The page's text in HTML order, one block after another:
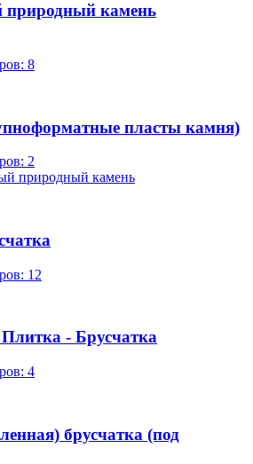
природный камень
8
пласты камня)
2
природный камень
12
- Брусчатка
4
брусчатка (под